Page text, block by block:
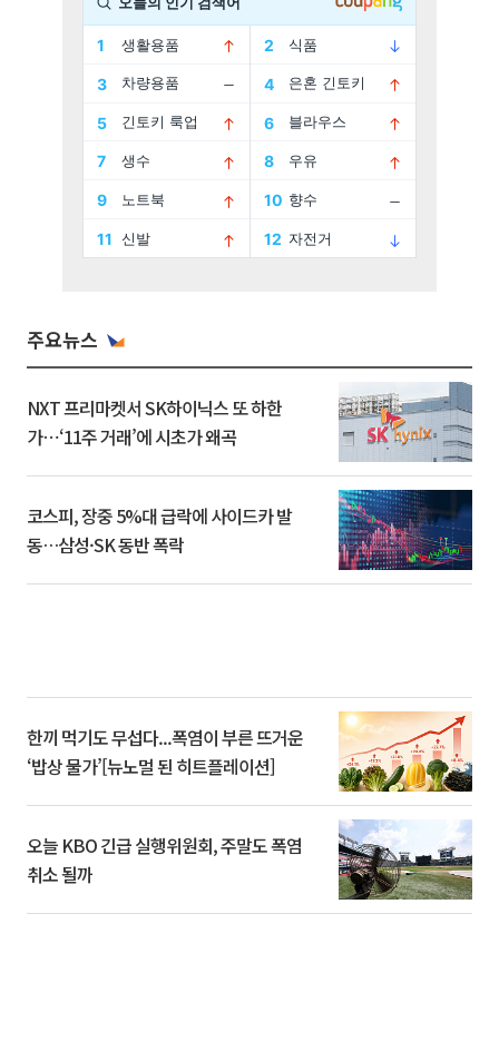
주요뉴스
NXT 프리마켓서 SK하이닉스 또 하한
가⋯‘11주 거래’에 시초가 왜곡
코스피, 장중 5%대 급락에 사이드카 발
동…삼성·SK 동반 폭락
한끼 먹기도 무섭다...폭염이 부른 뜨거운
‘밥상 물가’[뉴노멀 된 히트플레이션]
오늘 KBO 긴급 실행위원회, 주말도 폭염
취소 될까